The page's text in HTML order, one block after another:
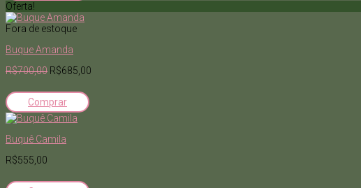
Oferta!
Fora de estoque
Buque Amanda
R$700,00 R$685,00
Comprar
Buquê Camila
R$555,00